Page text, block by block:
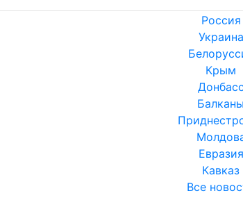
Россия
Украина
Крым
Донбасс
Балканы
Евразия
Кавказ
Все